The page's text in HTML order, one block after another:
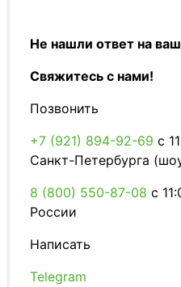
Не нашли ответ на
Свяжитесь с нами!
Позвонить
+7 (921) 894-92-69 c
Санкт-Петербурга
8 (800) 550-87-08 c
России
Написать
Telegram